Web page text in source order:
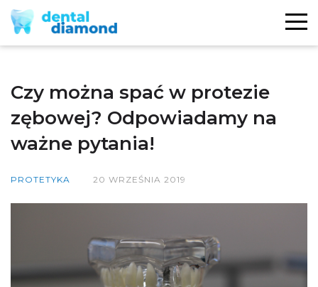
Czy można spać w protezie
zębowej? Odpowiadamy na
ważne pytania!
PROTETYKA 20 WRZEŚNIA 2019